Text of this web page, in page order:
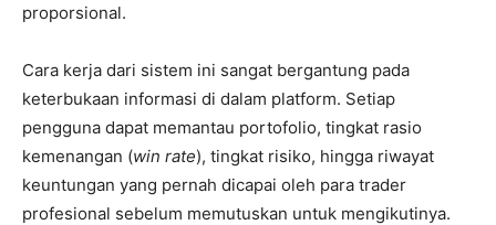
proporsional.
Cara kerja dari sistem ini sangat bergantung pada
keterbukaan informasi di dalam platform. Setiap
pengguna dapat memantau portofolio, tingkat rasio
kemenangan (win rate), tingkat risiko, hingga riwayat
keuntungan yang pernah dicapai oleh para trader
profesional sebelum memutuskan untuk mengikutinya.